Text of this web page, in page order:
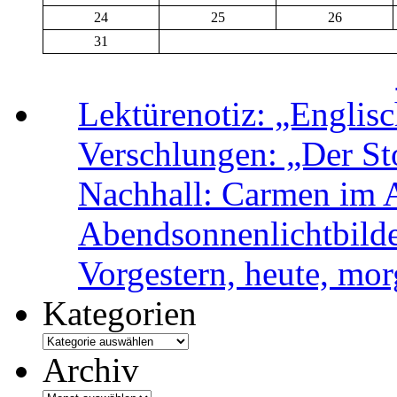
24
25
26
31
Lektürenotiz:
Verschlungen: „Der
Nachhall: Carmen im
Vorgestern, heute,
Kategorien
Archiv